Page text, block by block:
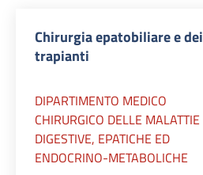
Chirurgia epatobiliare e dei
trapianti
DIPARTIMENTO MEDICO
CHIRURGICO DELLE MALATTIE
DIGESTIVE, EPATICHE ED
ENDOCRINO-METABOLICHE